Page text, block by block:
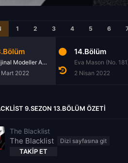
1 2 3 4 5 6
Orijinal Modeller A.Ş. (No. 176)
Mart 2022
14.Bölüm
Eva Mason (No.
2 Nisan 2022
9.SEZON 13.BÖLÜM ÖZETI
The Blacklist
The Blacklist
TAKIP ET